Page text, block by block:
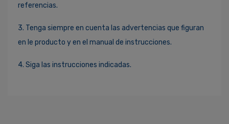
referencias.
3. Tenga siempre en cuenta las advertencias que figuran
en le producto y en el manual de instrucciones.
4. Siga las instrucciones indicadas.